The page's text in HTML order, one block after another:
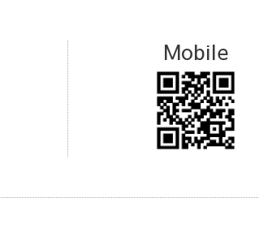
Mobile